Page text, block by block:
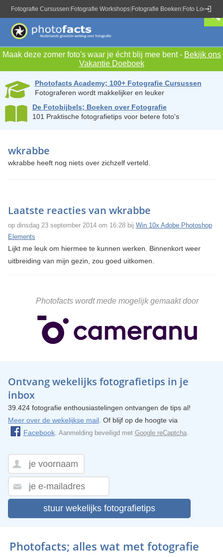
Fotografie Cursussen Fotografie Workshops Fotografie Boeken Foto Locaties
Maak deze zomer foto's waar je écht blij mee bent - Bekijk ons
Vakantie Doeboek
Photofacts Academy; 100+ Fotografie Cursussen
Fotograferen wordt makkelijker en leuker
De Fotobijbels; Boeken over Fotografie
101 Praktische fotografietips voor betere foto's
wkrabbe
wkrabbe heeft nog niets over zichzelf verteld.
Laatste reacties van wkrabbe
op dinsdag 23 september 2014 om 16:28 bij Win 10x Adobe Photoshop
Elements
Lijkt me leuk om hiermee te kunnen werken. Binnenkort weer
uitbreiding van mijn gezin, zou goed uitkomen.
Photofacts wordt mede mogelijk gemaakt door
Ontvang wekelijks fotografietips in je
inbox
39.424 fotografie enthousiastelingen ontvangen de tips al!
Meer over de wekelijkse mail. Of blijf op de hoogte via
Facebook. Aanmelding beveiligd met Google reCaptcha.
stuur wekelijks fotografietips
Photofacts; alles wat met fotografie